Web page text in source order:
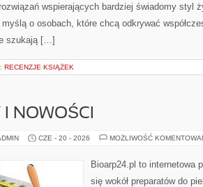
wspierających bardziej świadomy styl
o osobach, które chcą odkrywać
szukają […]
RECENZJE KSIĄŻEK
I NOWOŚCI
CZE - 20 - 2026 MOŻLIWOŚĆ
Bioarp24.pl to internetowa
się wokół preparatów do